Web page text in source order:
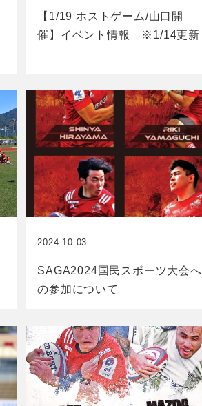
【1/19 ホストゲーム/山口開
催】イベント情報 ※1/14更新
2024.10.03
SAGA2024国民スポーツ大会へ
の参加について